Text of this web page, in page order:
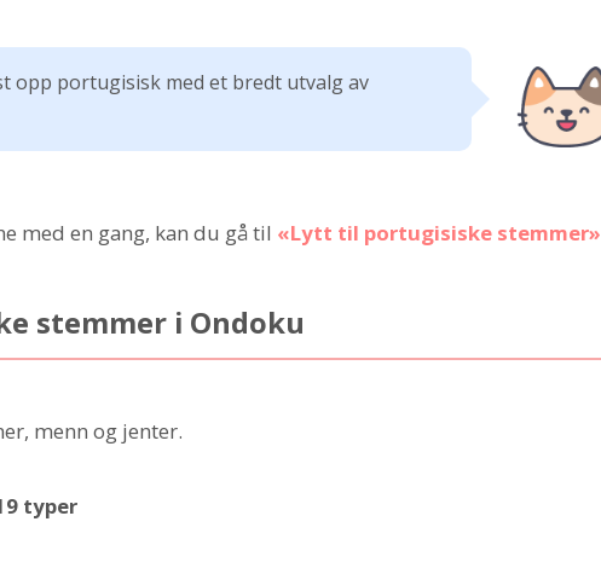
opp portugisisk med et bredt utvalg av
med en gang, kan du gå til «Lytt til portugisiske stemmer»
stemmer i Ondoku
menn og jenter.
typer